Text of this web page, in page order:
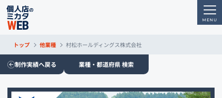
トップ 他業種 村松ホールディングス株式会社
制作実績へ戻る 業種・都道府県 検索